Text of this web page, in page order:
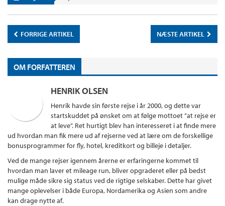
FORRIGE ARTIKEL NÆSTE ARTIKEL
OM FORFATTEREN
HENRIK OLSEN
Henrik havde sin første rejse i år 2000, og dette var
startskuddet på ønsket om at følge mottoet ”at rejse er
at leve”. Ret hurtigt blev han interesseret i at finde mere
ud hvordan man fik mere ud af rejserne ved at lære om de forskellige
bonusprogrammer for fly, hotel, kreditkort og billeje i detaljer.
Ved de mange rejser igennem årerne er erfaringerne kommet til
hvordan man laver et mileage run, bliver opgraderet eller på bedst
mulige måde sikre sig status ved de rigtige selskaber. Dette har givet
mange oplevelser i både Europa, Nordamerika og Asien som andre
kan drage nytte af.